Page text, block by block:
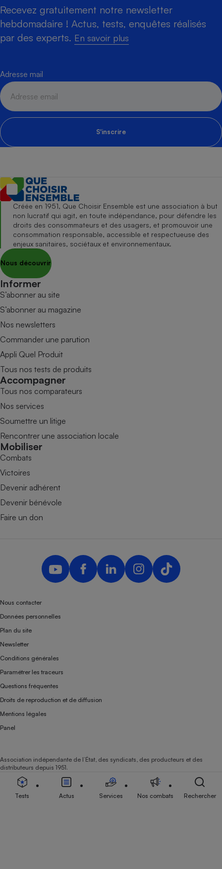
Recevez gratuitement notre newsletter
hebdomadaire ! Actus, tests, enquêtes réalisés
par des experts. En savoir plus
Adresse mail
S'inscrire
Créée en 1951, Que Choisir Ensemble est une association à but
non lucratif qui agit, en toute indépendance, pour défendre les
droits des consommateurs et des usagers, et promouvoir une
consommation responsable, accessible et respectueuse des
enjeux sanitaires, sociétaux et environnementaux.
Nous découvrir
Informer
S’abonner au site
S’abonner au magazine
Nos newsletters
Commander une parution
Appli Quel Produit
Tous nos tests de produits
Accompagner
Tous nos comparateurs
Nos services
Soumettre un litige
Rencontrer une association locale
Mobiliser
Combats
Victoires
Devenir adhérent
Devenir bénévole
Faire un don
Nous contacter
Données personnelles
Plan du site
Newsletter
Conditions générales
Paramétrer les traceurs
Questions fréquentes
Droits de reproduction et de diffusion
Mentions légales
Panel
Association indépendante de l’État, des syndicats, des producteurs et des
distributeurs depuis 1951.
Tests Actus Services Nos combats Rechercher